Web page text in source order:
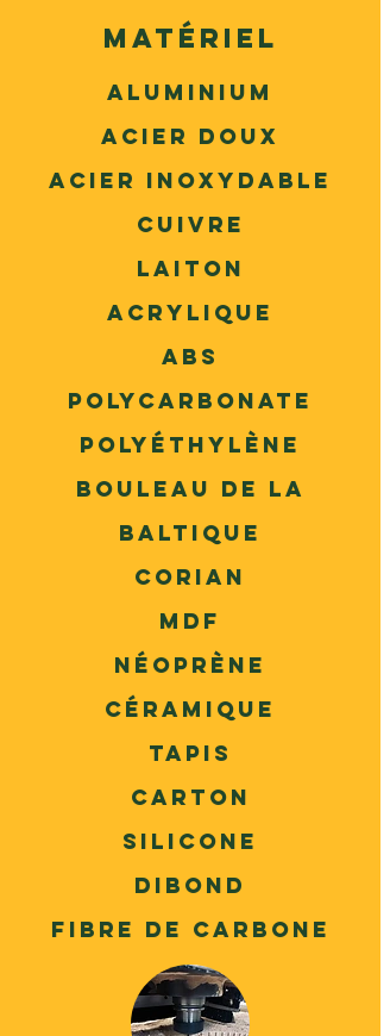
Matériel
Aluminium
Acier doux
Acier inoxydable
Cuivre
Laiton
Acrylique
ABS
Polycarbonate
Polyéthylène
Bouleau de la
Baltique
Corian
MDF
Néoprène
Céramique
Tapis
Carton
Silicone
Dibond
Fibre de carbone